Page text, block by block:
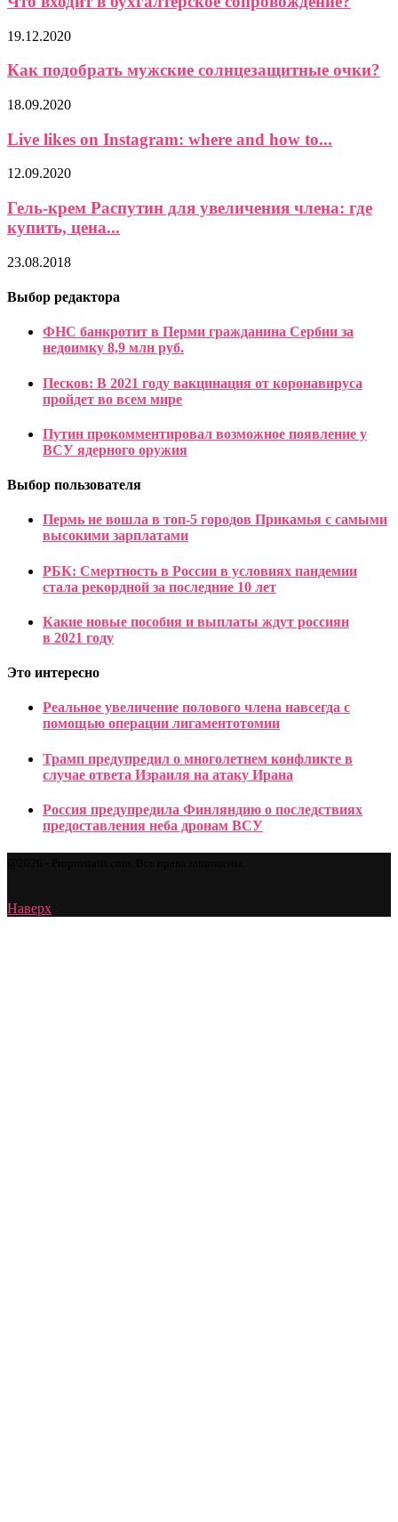
19.12.2020
Как подобрать мужские солнцезащитные очки?
18.09.2020
Live likes on Instagram: where and how to...
12.09.2020
Гель-крем Распутин для увеличения члена: где
купить, цена...
23.08.2018
Выбор редактора
ФНС банкротит в Перми гражданина Сербии за
недоимку 8,9 млн руб.
Песков: В 2021 году вакцинация от коронавируса
пройдет во всем мире
Путин прокомментировал возможное появление у
ВСУ ядерного оружия
Выбор пользователя
Пермь не вошла в топ-5 городов Прикамья с самыми
высокими зарплатами
РБК: Смертность в России в условиях пандемии
стала рекордной за последние 10 лет
Какие новые пособия и выплаты ждут россиян
в 2021 году
Это интересно
Реальное увеличение полового члена навсегда с
помощью операции лигаментотомии
Трамп предупредил о многолетнем конфликте в
случае ответа Израиля на атаку Ирана
Россия предупредила Финляндию о последствиях
предоставления неба дронам ВСУ
Наверх